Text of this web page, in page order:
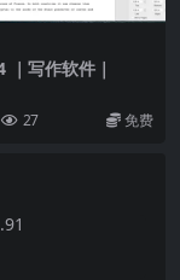
写作软件｜
27 免费